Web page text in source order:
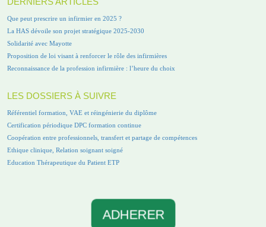
Que peut prescrire un infirmier en 2025 ?
La HAS dévoile son projet stratégique 2025-2030
Solidarité avec Mayotte
Proposition de loi visant à renforcer le rôle des infirmières
Reconnaissance de la profession infirmière : l’heure du choix
LES DOSSIERS À SUIVRE
Référentiel formation, VAE et réingénierie du diplôme
Certification périodique DPC formation continue
Coopération entre professionnels, transfert et partage de compétences
Ethique clinique, Relation soignant soigné
Education Thérapeutique du Patient ETP
ADHERER